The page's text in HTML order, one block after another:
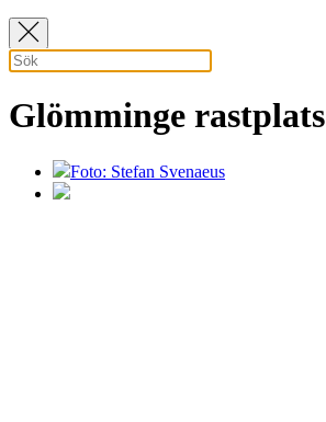
Glömminge rastplats
Foto: Stefan Svenaeus